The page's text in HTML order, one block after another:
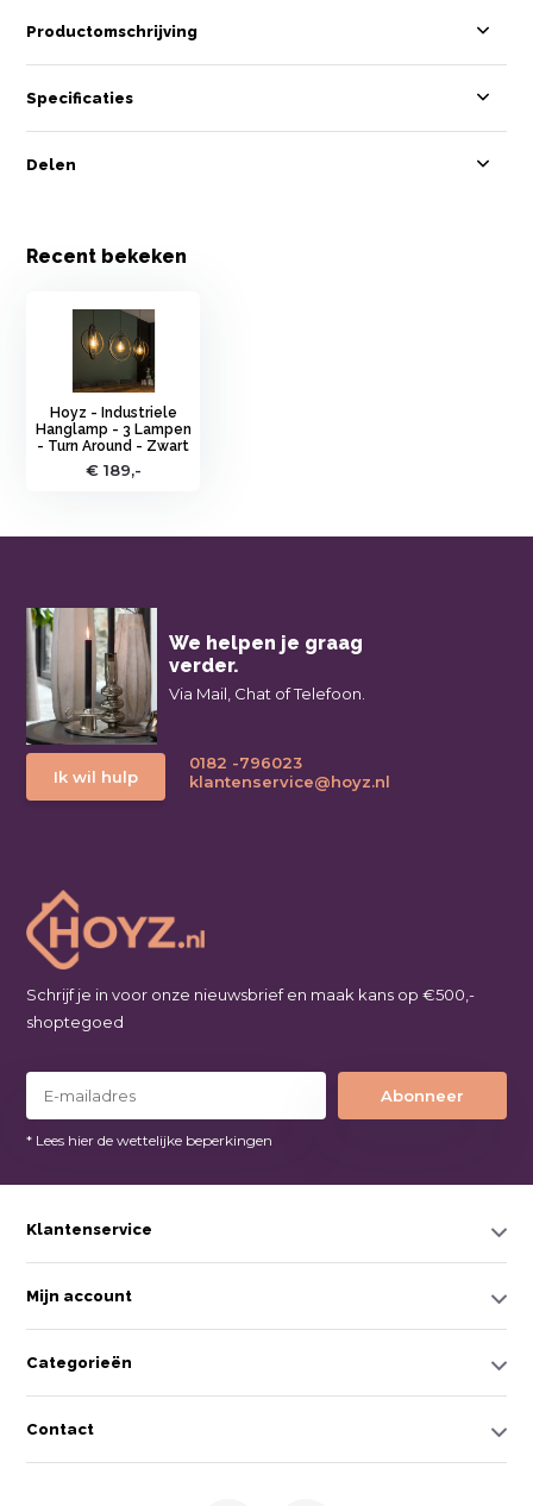
Productomschrijving
Specificaties
Delen
Recent bekeken
Hoyz - Industriele
Hanglamp - 3 Lampen
- Turn Around - Zwart
€ 189,-
We helpen je graag
verder.
Via Mail, Chat of Telefoon.
Ik wil hulp
0182 -796023
klantenservice@hoyz.nl
Schrijf je in voor onze nieuwsbrief en maak kans op €500,-
shoptegoed
Abonneer
* Lees hier de wettelijke beperkingen
Klantenservice
Mijn account
Categorieën
Contact